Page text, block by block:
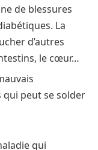
de blessures
La
d’autres
le cœur…
peut se solder
qui